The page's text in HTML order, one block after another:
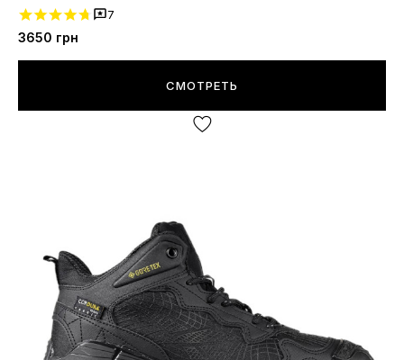
7
3650 грн
СМОТРЕТЬ